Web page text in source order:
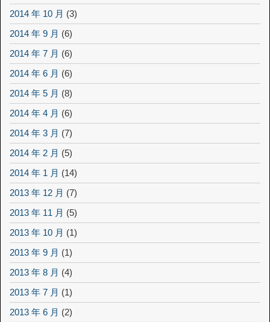
2014 年 10 月 (3)
2014 年 9 月 (6)
2014 年 7 月 (6)
2014 年 6 月 (6)
2014 年 5 月 (8)
2014 年 4 月 (6)
2014 年 3 月 (7)
2014 年 2 月 (5)
2014 年 1 月 (14)
2013 年 12 月 (7)
2013 年 11 月 (5)
2013 年 10 月 (1)
2013 年 9 月 (1)
2013 年 8 月 (4)
2013 年 7 月 (1)
2013 年 6 月 (2)